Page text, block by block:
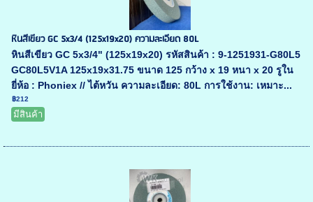
หินสีเขียว GC 5x3/4 (125x19x20) ความละเอียด 80L
หินสีเขียว GC 5x3/4" (125x19x20) รหัสสินค้า : 9-1251931-G80L5
GC80L5V1A 125x19x31.75 ขนาด 125 กว้าง x 19 หนา x 20 รูใน
ยี่ห้อ : Phoniex // ไต้หวัน ความละเอียด: 80L การใช้งาน: เหมาะ...
฿212
มีสินค้า